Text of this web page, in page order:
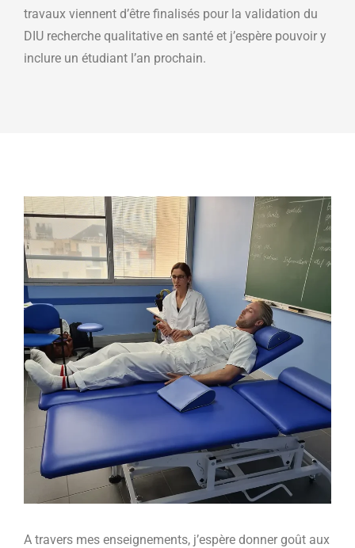
travaux viennent d’être finalisés pour la validation du
DIU recherche qualitative en santé et j’espère pouvoir y
inclure un étudiant l’an prochain.
A travers mes enseignements, j’espère donner goût aux